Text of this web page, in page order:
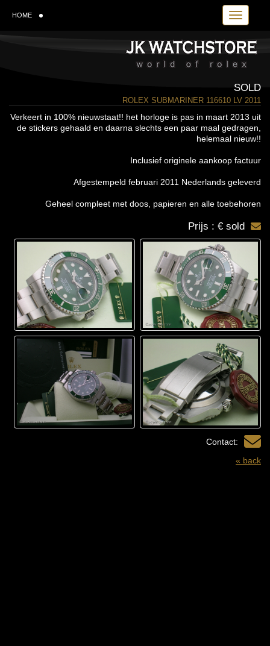
Toggle
HOME
SOLD
ROLEX SUBMARINER 116610 LV 2011
Verkeert in 100% nieuwstaat!! het horloge is pas in maart 2013 uit
de stickers gehaald en daarna slechts een paar maal gedragen,
helemaal nieuw!!
Inclusief originele aankoop factuur
Afgestempeld februari 2011 Nederlands geleverd
Geheel compleet met doos, papieren en alle toebehoren
Prijs : € sold
Contact:
« back